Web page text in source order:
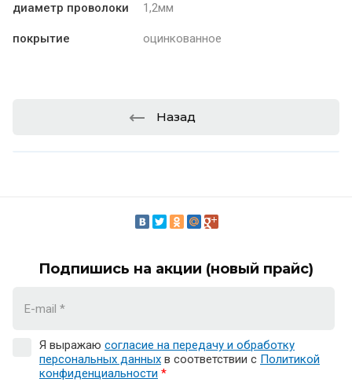
диаметр проволоки 1,2мм
покрытие оцинкованное
Назад
Подпишись на акции (новый прайс)
Я выражаю согласие на передачу и обработку
персональных данных в соответствии с Политикой
конфиденциальности *